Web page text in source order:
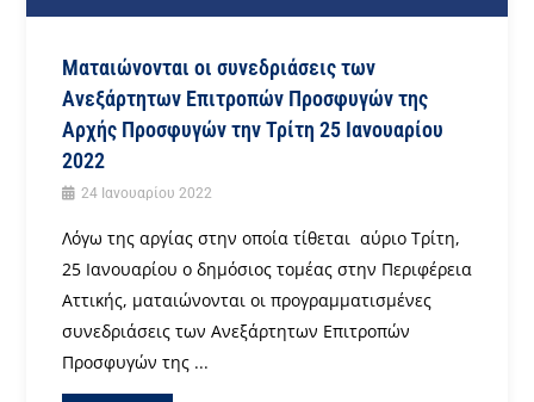
Ματαιώνονται οι συνεδριάσεις των
Ανεξάρτητων Επιτροπών Προσφυγών της
Αρχής Προσφυγών την Τρίτη 25 Ιανουαρίου
2022
24 Ιανουαρίου 2022
Λόγω της αργίας στην οποία τίθεται αύριο Τρίτη,
25 Ιανουαρίου ο δημόσιος τομέας στην Περιφέρεια
Αττικής, ματαιώνονται οι προγραμματισμένες
συνεδριάσεις των Ανεξάρτητων Επιτροπών
Προσφυγών της ...